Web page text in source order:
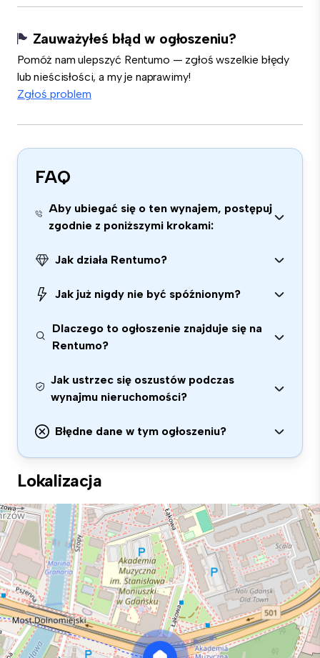
Zauważyłeś błąd w ogłoszeniu?
Pomóż nam ulepszyć Rentumo — zgłoś wszelkie błędy
lub nieścisłości, a my je naprawimy!
Zgłoś problem
FAQ
Aby ubiegać się o ten wynajem, postępuj
zgodnie z poniższymi krokami:
Jak działa Rentumo?
Jak już nigdy nie być spóźnionym?
Dlaczego to ogłoszenie znajduje się na
Rentumo?
Jak ustrzec się oszustów podczas
wynajmu nieruchomości?
Błędne dane w tym ogłoszeniu?
Lokalizacja